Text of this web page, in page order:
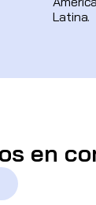
Latina.
en